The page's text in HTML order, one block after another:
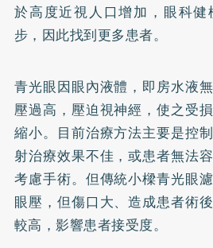
於高度近視人口增加，眼科
步，因此找到更多患者。
青光眼因眼內液體，即房水液
壓過高，壓迫視神經，使之受
縮小。目前治療方法主要是控
射治療效果不佳，或患者無法
考慮手術。但傳統小樑青光眼
眼壓，但傷口大、造成患者術
較高，影響患者接受度。